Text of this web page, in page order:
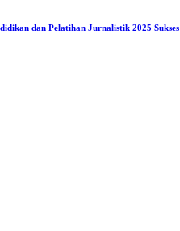
dan Pelatihan Jurnalistik 2025 Sukses